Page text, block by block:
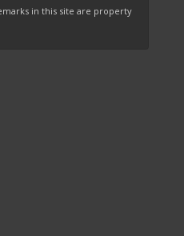
in this site are property